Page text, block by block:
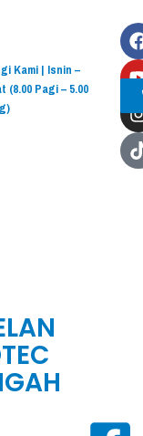
Kami | Isnin –
(8.00 Pagi – 5.00